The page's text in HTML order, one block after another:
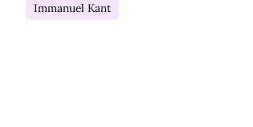
Immanuel Kant